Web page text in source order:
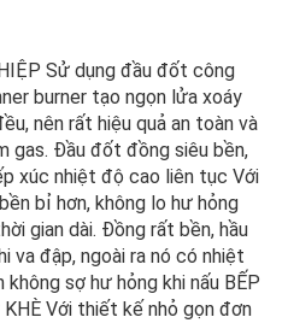
Sử dụng đầu đốt công
burner tạo ngọn lửa xoáy
nên rất hiệu quả an toàn và
Đầu đốt đồng siêu bền,
xúc nhiệt độ cao liên tục Với
bỉ hơn, không lo hư hỏng
gian dài. Đồng rất bền, hầu
va đập, ngoài ra nó có nhiệt
sợ hư hỏng khi nấu BẾP
KHÈ Với thiết kế nhỏ gọn đơn